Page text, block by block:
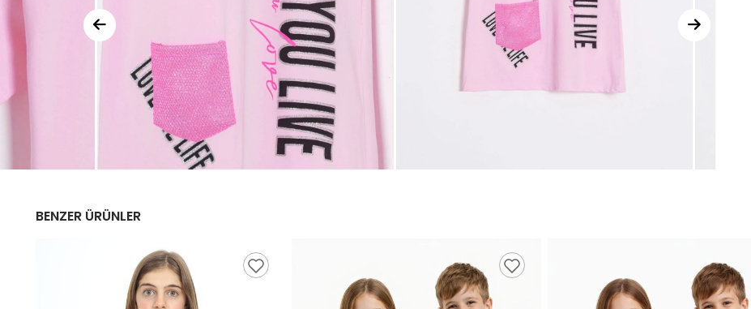
BENZER ÜRÜNLER